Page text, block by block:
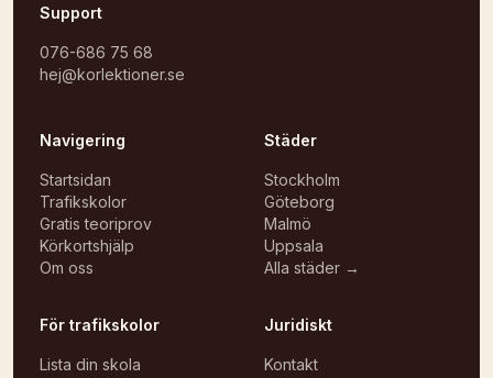
Support
076-686 75 68
hej@korlektioner.se
Navigering
Startsidan
Trafikskolor
Gratis teoriprov
Körkortshjälp
Om oss
Städer
Stockholm
Göteborg
Malmö
Uppsala
Alla städer →
För trafikskolor
Lista din skola
Juridiskt
Kontakt